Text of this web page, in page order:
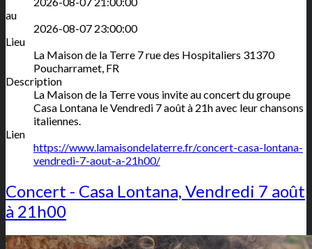
au
2026-08-07 23:00:00
Lieu
La Maison de la Terre 7 rue des Hospitaliers 31370
Poucharramet, FR
Description
La Maison de la Terre vous invite au concert du groupe
Casa Lontana le Vendredi 7 août à 21h avec leur chansons
italiennes.
Lien
https://www.lamaisondelaterre.fr/concert-casa-lontana-
vendredi-7-aout-a-21h00/
Concert - Casa Lontana, Vendredi 7 août
à 21h00